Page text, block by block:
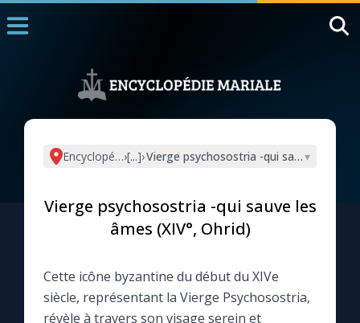
L'actualité de la semaine
La newsletter
Encyclopédie mariale
›[...]›Vierge psychosostria -qui sauve les
▾
Vierge psychosostria -qui sauve les
âmes (XIV°, Ohrid)
Cette icône byzantine du début du XIVe
siècle, représentant la Vierge Psychosostria,
révèle à travers son visage serein et